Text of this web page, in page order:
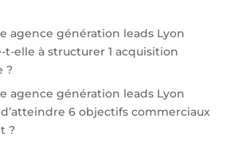
agence génération leads Lyon
t-elle à structurer 1 acquisition
?
agence génération leads Lyon
6 objectifs commerciaux
?